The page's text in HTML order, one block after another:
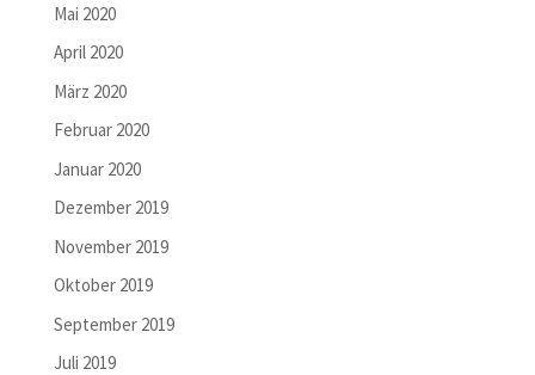
Mai 2020
April 2020
März 2020
Februar 2020
Januar 2020
Dezember 2019
November 2019
Oktober 2019
September 2019
Juli 2019